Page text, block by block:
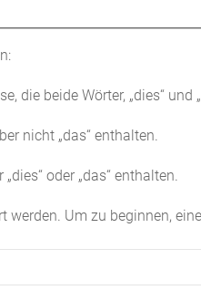
die beide Wörter, „dies“ und
nicht „das“ enthalten.
oder „das“ enthalten.
Um zu beginnen,